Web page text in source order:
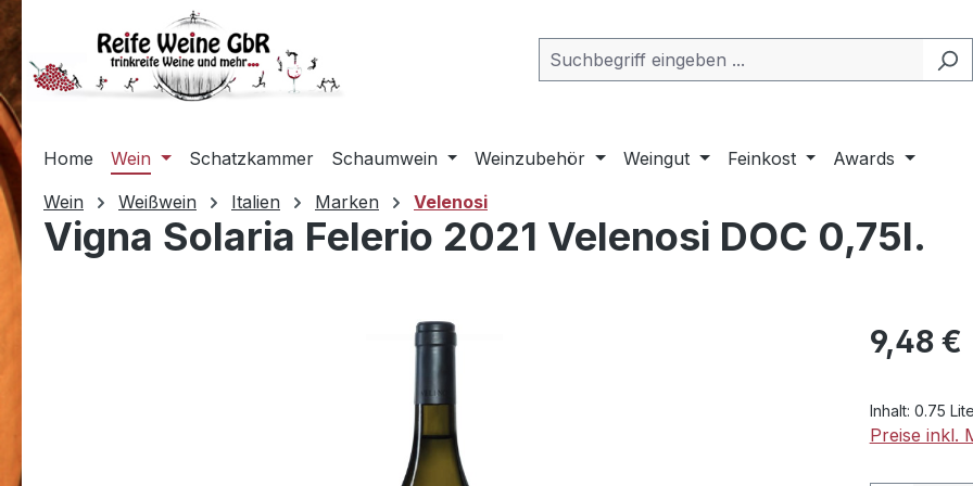
Hauptinhalt springen
Zur Suche springen
Zur Hauptnavigation springen
Home Wein Schatzkammer Schaumwein Weinzubehör Weingut Feinkost
Awards
Wein
Weißwein Italien Marken Velenosi
Vigna Solaria Felerio 2021 Velenosi DOC 0,75l.
Regulärer
9,48 €
Inhalt: 0.75
Preise inkl.